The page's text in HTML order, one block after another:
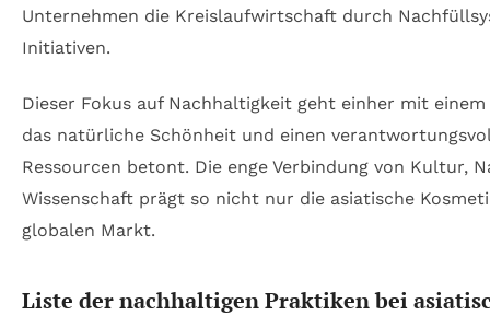
Unternehmen die Kreislaufwirtschaft durch
Initiativen.
Dieser Fokus auf Nachhaltigkeit geht einher mit
das natürliche Schönheit und einen
Ressourcen betont. Die enge Verbindung von Kultur,
Wissenschaft prägt so nicht nur die asiatische
globalen Markt.
Liste der nachhaltigen Praktiken bei